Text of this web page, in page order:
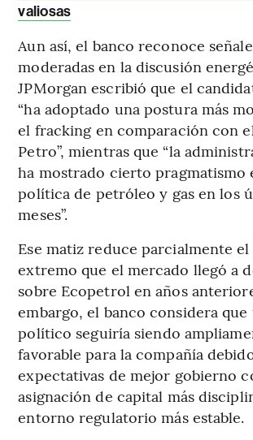
valiosas
Aun así, el banco reconoce
moderadas en la discusión
JPMorgan escribió que el
“ha adoptado una postura más
el fracking en comparación con
Petro”, mientras que “la
ha mostrado cierto pragmatismo
política de petróleo y gas en los
meses”.
Ese matiz reduce parcialmente
extremo que el mercado llegó a
sobre Ecopetrol en años
embargo, el banco considera que
político seguiría siendo
favorable para la compañía
expectativas de mejor gobierno
asignación de capital más
entorno regulatorio más estable.